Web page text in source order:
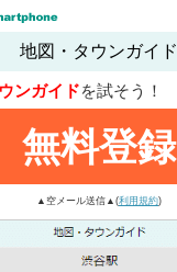
地図・タウンガイド
ンガイドを試そう！
無料登録
▲空メール送信▲(利用規約)